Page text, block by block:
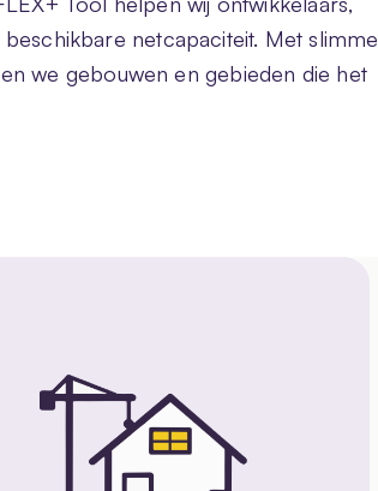
netcapaciteit. Met slimme
we gebouwen en gebieden die het